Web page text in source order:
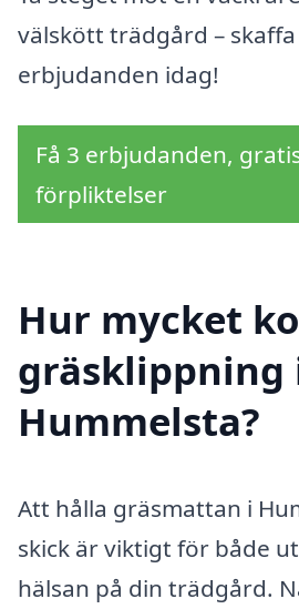
välskött trädgård –
erbjudanden idag!
Få 3 erbjudanden,
förpliktelser
Hur mycket
gräsklippning
Hummelsta?
Att hålla gräsmattan i
skick är viktigt för både
hälsan på din trädgård.